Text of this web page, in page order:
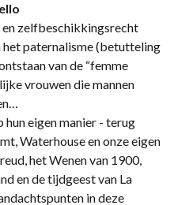
zelfbeschikkingsrecht
het paternalisme (betutteling
van de “femme
vrouwen die mannen
hun eigen manier - terug
Waterhouse en onze eigen
het Wenen van 1900,
en de tijdgeest van La
in deze